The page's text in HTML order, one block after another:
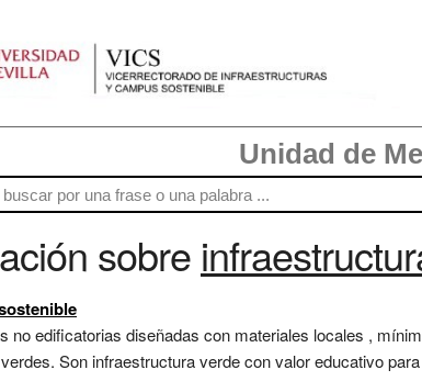
Unidad de
sobre
no edificatorias diseñadas con materiales locales ,
Son infraestructura verde con valor educativo